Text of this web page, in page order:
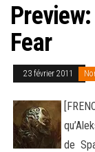
Fear
23 février 2011
de